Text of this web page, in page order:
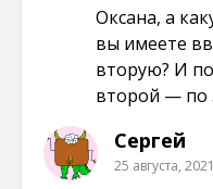
Оксана, а
вы имеете
вторую? И
второй — по
Сергей
25 августа,